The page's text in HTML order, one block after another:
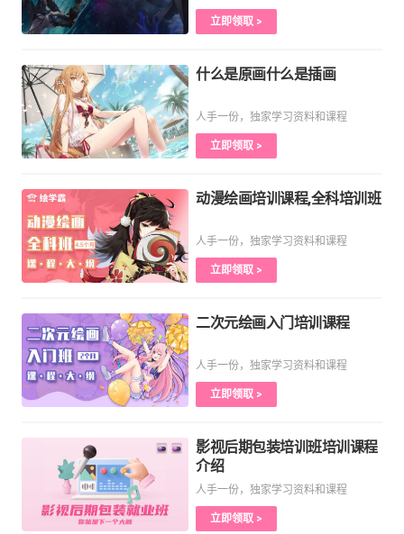
立即领取 >
什么是原画什么是插画
人手一份，独家学习资料和课程
立即领取 >
动漫绘画培训课程,全科培训班
人手一份，独家学习资料和课程
立即领取 >
二次元绘画入门培训课程
人手一份，独家学习资料和课程
立即领取 >
影视后期包装培训班培训课程
介绍
人手一份，独家学习资料和课程
立即领取 >